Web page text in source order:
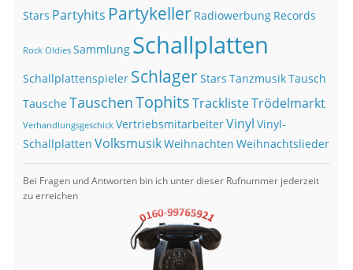
Stars Partyhits Partykeller Radiowerbung Records
Rock Oldies Sammlung Schallplatten
Schallplattenspieler SchlagerStars TanzmusikTausch
TauscheTauschenTophitsTracklisteTrödelmarkt
Verhandlungsgeschick VertriebsmitarbeiterVinyl Vinyl-
Schallplatten VolksmusikWeihnachten Weihnachtslieder
Bei Fragen und Antworten bin ich unter dieser Rufnummer jederzeit
zu erreichen